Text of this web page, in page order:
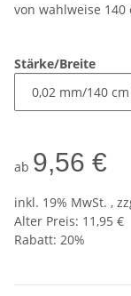
von wahlweise
Stärke/Breite
ab 9,56 €
inkl. 19% MwSt. ,
Alter Preis: 11,95 €
Rabatt: 20%